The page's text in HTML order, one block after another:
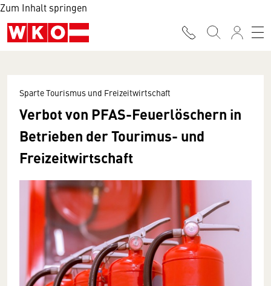
Zum Inhalt springen
Sparte Tourismus und Freizeitwirtschaft
Verbot von PFAS-Feuerlöschern in
Betrieben der Tourimus- und
Freizeitwirtschaft